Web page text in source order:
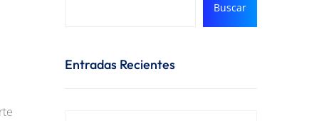
Buscar
Entradas Recientes